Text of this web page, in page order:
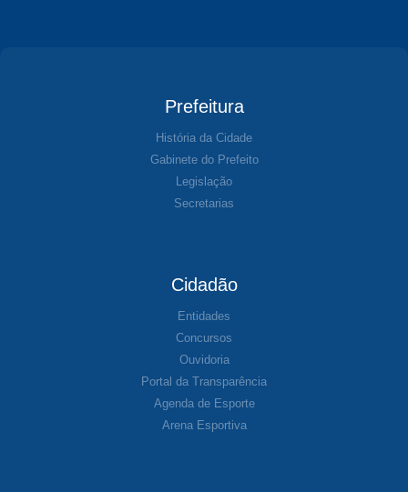
Prefeitura
História da Cidade
Gabinete do Prefeito
Legislação
Secretarias
Cidadão
Entidades
Concursos
Ouvidoria
Portal da Transparência
Agenda de Esporte
Arena Esportiva